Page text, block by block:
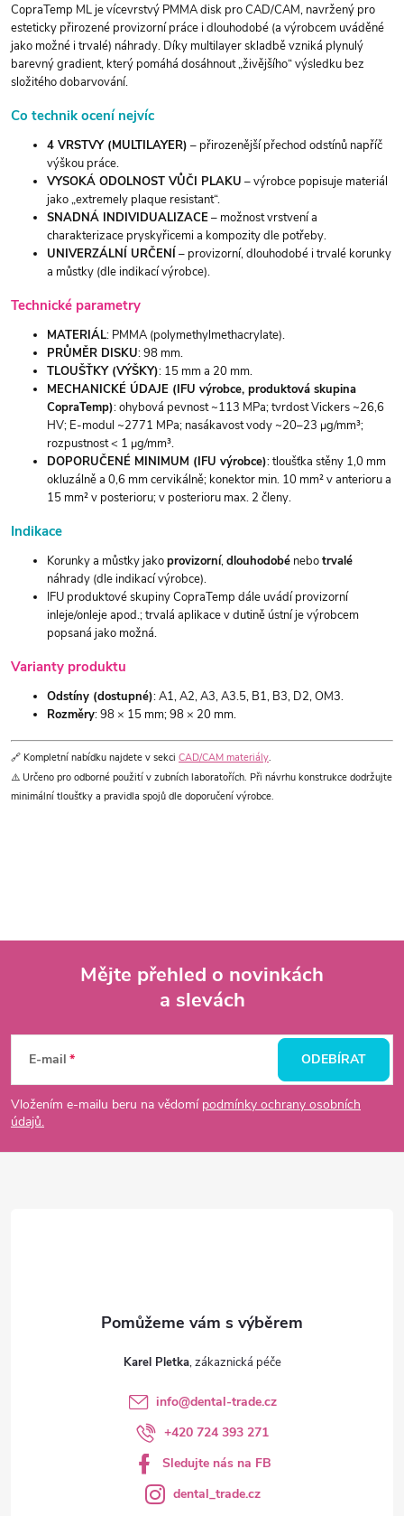
CopraTemp ML je vícevrstvý PMMA disk pro CAD/CAM, navržený pro
esteticky přirozené provizorní práce i dlouhodobé (a výrobcem uváděné
jako možné i trvalé) náhrady. Díky multilayer skladbě vzniká plynulý
barevný gradient, který pomáhá dosáhnout „živějšího“ výsledku bez
složitého dobarvování.
Co technik ocení nejvíc
4 VRSTVY (MULTILAYER) – přirozenější přechod odstínů napříč
výškou práce.
VYSOKÁ ODOLNOST VŮČI PLAKU – výrobce popisuje materiál
jako „extremely plaque resistant“.
SNADNÁ INDIVIDUALIZACE– možnost vrstvení a
charakterizace pryskyřicemi a kompozity dle potřeby.
UNIVERZÁLNÍ URČENÍ – provizorní, dlouhodobé i trvalé korunky
a můstky (dle indikací výrobce).
Technické parametry
MATERIÁL: PMMA (polymethylmethacrylate).
PRŮMĚR DISKU: 98 mm.
TLOUŠŤKY (VÝŠKY): 15 mm a 20 mm.
MECHANICKÉ ÚDAJE (IFU výrobce, produktová skupina
CopraTemp): ohybová pevnost ~113 MPa; tvrdost Vickers ~26,6
HV; E-modul ~2771 MPa; nasákavost vody ~20–23 μg/mm³;
rozpustnost < 1 μg/mm³.
DOPORUČENÉ MINIMUM (IFU výrobce): tloušťka stěny 1,0 mm
okluzálně a 0,6 mm cervikálně; konektor min. 10 mm² v anterioru a
15 mm² v posterioru; v posterioru max. 2 členy.
Indikace
Korunky a můstky jakoprovizorní,dlouhodobé nebotrvalé
náhrady (dle indikací výrobce).
IFU produktové skupiny CopraTemp dále uvádí provizorní
inleje/onleje apod.; trvalá aplikace v dutině ústní je výrobcem
popsaná jako možná.
Varianty produktu
Odstíny (dostupné): A1, A2, A3, A3.5, B1, B3, D2, OM3.
Rozměry: 98 × 15 mm; 98 × 20 mm.
🔗 Kompletní nabídku najdete v sekci CAD/CAM materiály.
⚠️ Určeno pro odborné použití v zubních laboratořích. Při návrhu konstrukce dodržujte
minimální tloušťky a pravidla spojů dle doporučení výrobce.
p
a
Mějte přehled o novinkách
a slevách
E-mail
Vložením e-mailu beru na vědomí podmínky ochrany osobních
údajů.
ODEBÍRAT
Karel Pletka
info@dental-trade.cz
+420 724 393 271
Sledujte nás na FB
dental_trade.cz